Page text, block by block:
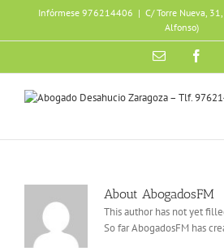
content
Infórmese 976214406 | C/ Torre Nueva,
Alfonso)
Email
About AbogadosFM
This author has not yet
So far AbogadosFM has